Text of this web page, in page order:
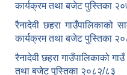
कार्यक्रम तथा बजेट पुस्तिका
रैनादेवी छहरा गाउँपालिकाको
कार्यक्रम तथा बजेट पुस्तिका
रैनादेवी छहरा गाउँपालिकाको
तथा बजेट पुस्तिका २०८२/८३